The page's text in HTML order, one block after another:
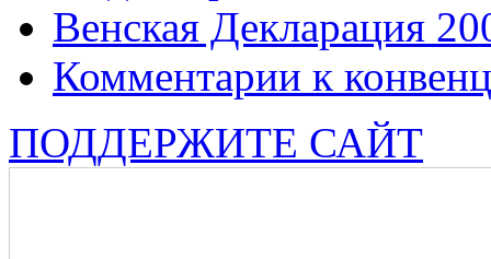
Венская Декларация
Комментарии к
ПОДДЕРЖИТЕ САЙТ